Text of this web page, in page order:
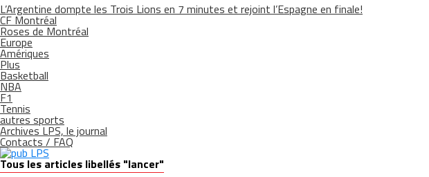
L’Argentine dompte les Trois Lions en 7 minutes et rejoint l’Espagne en finale!
CF Montréal
Roses de Montréal
Europe
Amériques
Plus
Basketball
NBA
F1
Tennis
autres sports
Archives LPS, le journal
Contacts / FAQ
Tous les articles libellés "lancer"